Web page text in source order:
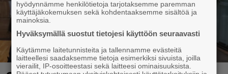
hyödynnämme henkilötietoja tarjotaksemme paremman
käyttäjäkokemuksen sekä kohdentaaksemme sisältöä ja
mainoksia.
Hyväksymällä suostut tietojesi käyttöön seuraavasti
Käytämme laitetunnisteita ja tallennamme evästeitä
laitteellesi saadaksemme tietoja esimerkiksi sivuista, joilla
vierailit, IP-osoitteestasi sekä laitteesi ominaisuuksista.